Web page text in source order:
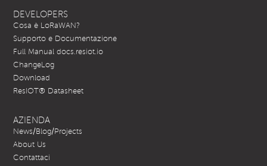
DEVELOPERS
Cosa è LoRaWAN?
Supporto e Documentazione
Full Manual docs.resiot.io
ChangeLog
Download
ResIOT® Datasheet
AZIENDA
News/Blog/Projects
About Us
Contattaci